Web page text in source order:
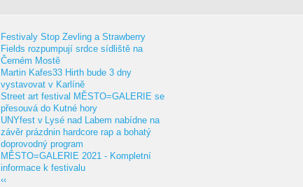
Festivaly Stop Zevling a Strawberry
Fields rozpumpují srdce sídliště na
Černém Mostě
Martin Kafes33 Hirth bude 3 dny
vystavovat v Karlíně
Street art festival MĚSTO=GALERIE se
přesouvá do Kutné hory
UNYfest v Lysé nad Labem nabídne na
závěr prázdnin hardcore rap a bohatý
doprovodný program
MĚSTO=GALERIE 2021 - Kompletní
informace k festivalu
‹‹